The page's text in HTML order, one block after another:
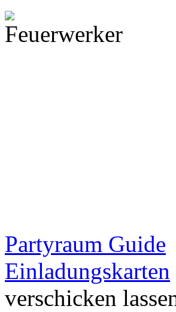
Partyraum Guide
Einladungskarten
verschicken